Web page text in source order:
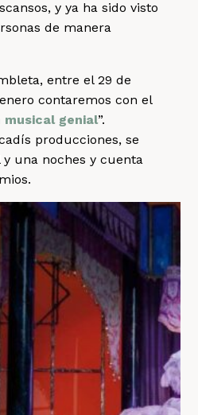
y ya ha sido visto
de manera
entre el 29 de
contaremos con el
musical genial”.
producciones, se
una noches y cuenta